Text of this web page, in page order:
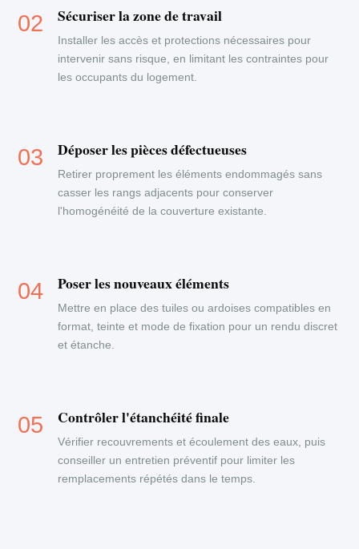
Sécuriser la zone de travail
Installer les accès et protections nécessaires pour
intervenir sans risque, en limitant les contraintes pour
les occupants du logement.
Déposer les pièces défectueuses
Retirer proprement les éléments endommagés sans
casser les rangs adjacents pour conserver
l'homogénéité de la couverture existante.
Poser les nouveaux éléments
Mettre en place des tuiles ou ardoises compatibles en
format, teinte et mode de fixation pour un rendu discret
et étanche.
Contrôler l'étanchéité finale
Vérifier recouvrements et écoulement des eaux, puis
conseiller un entretien préventif pour limiter les
remplacements répétés dans le temps.